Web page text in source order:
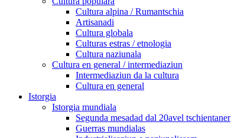
Cultura alpina / Rumantschia
Artisanadi
Cultura globala
Culturas estras / etnologia
Cultura naziunala
Cultura en general / intermediaziun
Intermediaziun da la cultura
Cultura en general
Istorgia
Istorgia mundiala
Segunda mesadad dal 20avel tschientaner
Guerras mundialas